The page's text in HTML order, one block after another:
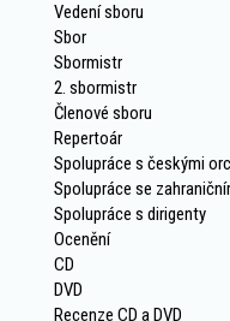
Vedení sboru
Sbor
Sbormistr
2. sbormistr
Členové sboru
Repertoár
Spolupráce s českými
Spolupráce se
Spolupráce s dirigenty
Ocenění
CD
DVD
Recenze CD a DVD